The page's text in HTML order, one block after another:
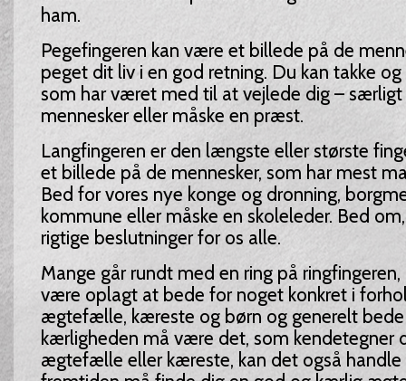
ham.
Pegefingeren kan være et billede på de
peget dit liv i en god retning. Du kan takke
som har været med til at vejlede dig –
mennesker eller måske en præst.
Langfingeren er den længste eller største
et billede på de mennesker, som har mest
Bed for vores nye konge og dronning,
kommune eller måske en skoleleder. Bed
rigtige beslutninger for os alle.
Mange går rundt med en ring på
være oplagt at bede for noget konkret i
ægtefælle, kæreste og børn og generelt
kærligheden må være det, som kendetegner
ægtefælle eller kæreste, kan det også handle